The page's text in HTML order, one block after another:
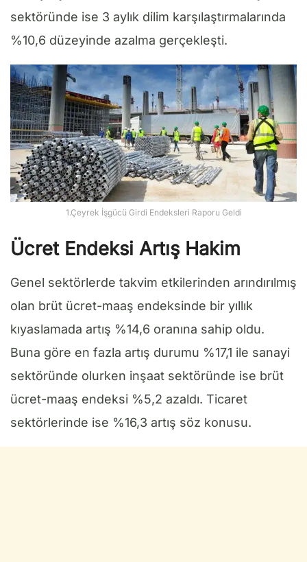
sektöründe ise 3 aylık dilim karşılaştırmalarında
%10,6 düzeyinde azalma gerçekleşti.
1.Çeyrek İşgücü Girdi Endeksleri Raporu Geldi
Ücret Endeksi Artış Hakim
Genel sektörlerde takvim etkilerinden arındırılmış
olan brüt ücret-maaş endeksinde bir yıllık
kıyaslamada artış %14,6 oranına sahip oldu.
Buna göre en fazla artış durumu %17,1 ile sanayi
sektöründe olurken inşaat sektöründe ise brüt
ücret-maaş endeksi %5,2 azaldı. Ticaret
sektörlerinde ise %16,3 artış söz konusu.